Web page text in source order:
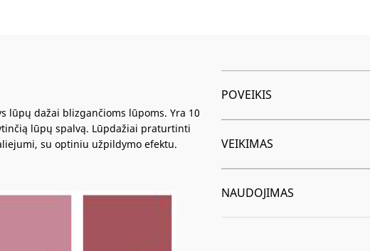
lūpų dažai blizgančioms lūpoms. Yra 10
lūpų spalvą. Lūpdažiai praturtinti
su optiniu užpildymo efektu.
POVEIKIS
VEIKIMAS
NAUDOJIMAS